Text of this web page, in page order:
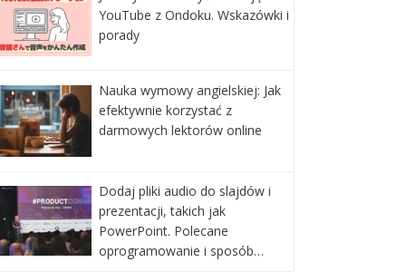
YouTube z Ondoku. Wskazówki i
porady
Nauka wymowy angielskiej: Jak
efektywnie korzystać z
darmowych lektorów online
Dodaj pliki audio do slajdów i
prezentacji, takich jak
PowerPoint. Polecane
oprogramowanie i sposób…